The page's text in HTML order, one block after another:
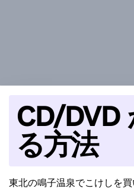
CD/DVD
る方法
東北の鳴子温泉でこけしを